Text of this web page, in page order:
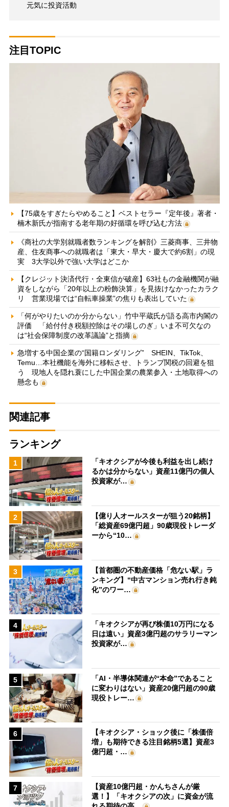
元気に投資活動
注目TOPIC
【75歳をすぎたらやめること】ベストセラー『定年後』著者・
楠木新氏が指南する老年期の好循環を呼び込む方法
《商社の大学別就職者数ランキングを解剖》三菱商事、三井物
産、住友商事への就職者は「東大・早大・慶大で約6割」の現
実 3大学以外で強い大学はどこか
【クレジット決済代行・全東信が破産】63社もの金融機関が融
資をしながら「20年以上の粉飾決算」を見抜けなかったカラク
リ 営業現場では“自転車操業”の焦りも表出していた
「何がやりたいのか分からない」竹中平蔵氏が語る高市内閣の
評価 「給付付き税額控除はその場しのぎ」いま不可欠なの
は“社会保障制度の改革議論”と指摘
急増する中国企業の“国籍ロンダリング” SHEIN、TikTok、
Temu…本社機能を海外に移転させ、トランプ関税の回避を狙
う 現地人を隠れ蓑にした中国企業の農業参入・土地取得への
懸念も
関連記事
ランキング
1
「キオクシアが今後も利益を出し続け
るかは分からない」資産11億円の個人
投資家が…
2
【億り人オールスターが狙う20銘柄】
「総資産69億円超」90歳現役トレーダ
ーから“10…
3
【首都圏の不動産価格「危ない駅」ラ
ンキング】“中古マンション売れ行き鈍
化”のワー…
4
「キオクシアが再び株価10万円になる
日は遠い」資産3億円超のサラリーマン
投資家が…
5
「AI・半導体関連が“本命”であること
に変わりはない」資産20億円超の90歳
現役トレー…
6
【キオクシア・ショック後に「株価倍
増」も期待できる注目銘柄5選】資産3
億円超・…
7
【資産10億円超・かんちさんが厳
選！】「キオクシアの次」に資金が流